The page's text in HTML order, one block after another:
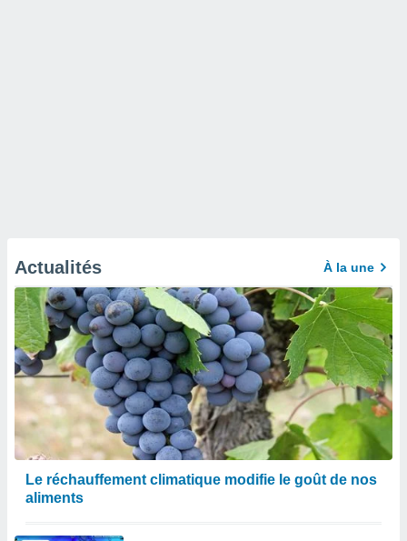
Actualités À la une
Le réchauffement climatique modifie le goût de nos
aliments